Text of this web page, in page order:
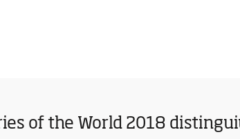
of the World 2018